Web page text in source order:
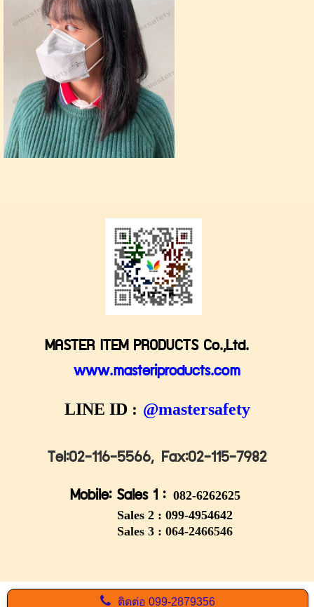
MASTER ITEM PRODUCTS Co.,Ltd.
www.masteriproducts.com
LINE ID : @mastersafety
Tel:02-116-5566, Fax:02-115-7982
Mobile: Sales 1 : 082-6262625
Sales 2 : 099-4954642
Sales 3 : 064-2466546
ติดต่อ 099-2879356